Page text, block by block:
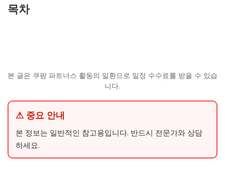
목차
본 글은 쿠팡 파트너스 활동의 일환으로 일정 수수료를 받을 수 있습
니다.
⚠ 중요 안내
본 정보는 일반적인 참고용입니다. 반드시 전문가와 상담
하세요.